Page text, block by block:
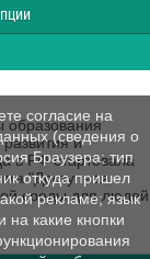
образования
и
в РФ стартовала
"Доступная
среды для людей
согласие на
(сведения о
Браузера; тип
откуда пришел
рекламе; язык
на какие кнопки